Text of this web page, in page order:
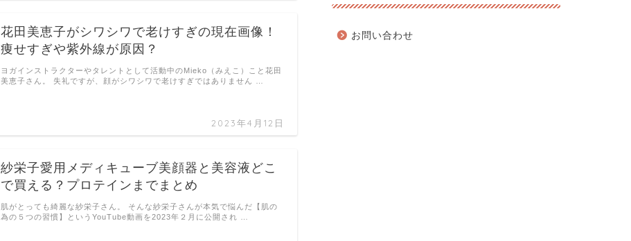
花田美恵子がシワシワで老けすぎの現在画像！
痩せすぎや紫外線が原因？
2023年4月12日
ヨガインストラクターやタレントとして活動中のMieko（みえこ）こと花田
美恵子さん。 失礼ですが、顔がシワシワで老けすぎではありません …
紗栄子愛用メディキューブ美顔器と美容液どこ
で買える？プロテインまでまとめ
肌がとっても綺麗な紗栄子さん。 そんな紗栄子さんが本気で悩んだ【肌の
為の５つの習慣】というYouTube動画を2023年２月に公開され …
お問い合わせ